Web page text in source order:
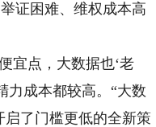
证困难、维权成本高
宜点，大数据也‘老
力成本都较高。“大数
启了门槛更低的全新策